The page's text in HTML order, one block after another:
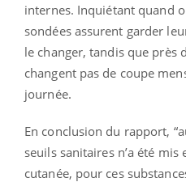
internes. Inquiétant quand
sondées assurent garder
le changer, tandis que près
changent pas de coupe
journée.
En conclusion du rapport, “a
seuils sanitaires n’a été
cutanée, pour ces